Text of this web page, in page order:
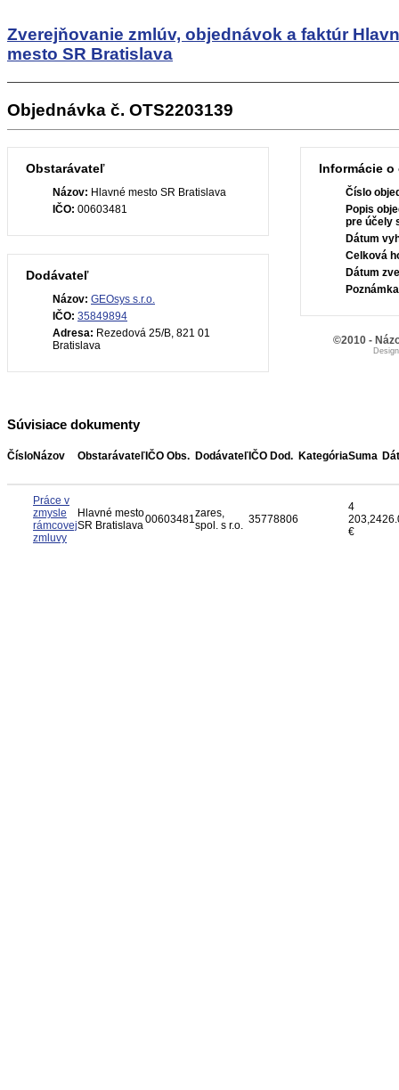
Zverejňovanie zmlúv, objednávok a faktúr
mesto SR Bratislava
Objednávka č. OTS2203139
Obstarávateľ
Názov: Hlavné mesto SR Bratislava
IČO: 00603481
Dodávateľ
Názov: GEOsys s.r.o.
IČO: 35849894
Adresa: Rezedová 25/B, 821 01
Bratislava
Informácie
Číslo
Popis
pre účely
Dátum
Celková
Dátum
Súvisiace dokumenty
ČísloNázov Obstarávateľ IČO Obs. Dodávateľ IČO Dod. KategóriaSuma
Práce v
zmysle
rámcovej
zmluvy
Hlavné mesto
SR Bratislava00603481zares,
spol. s r.o. 35778806
4
203,24
€
©2010 -